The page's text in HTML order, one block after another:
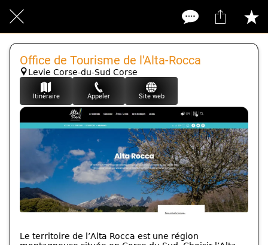
Office de Tourisme de l'Alta-Rocca
Levie Corse-du-Sud Corse
Itinéraire Appeler Site web
Le territoire de l’Alta Rocca est une région